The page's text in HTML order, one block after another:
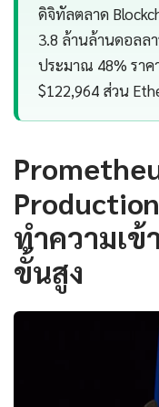
ดิจิทัลตลาด
3.8 ล้านล้านดอลล
ประมาณ 48% รา
$122,964 ส่วน
ทำความเข้
ขั้นสูง